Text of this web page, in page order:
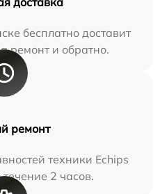
бесплатно доставит
ремонт и обратно.
ремонт
техники Echips
2 часов.